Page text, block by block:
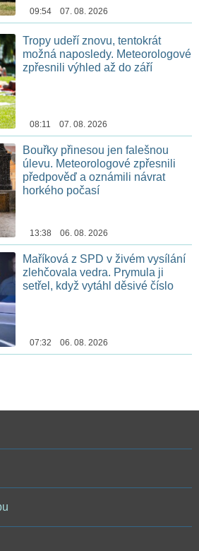
09:54 07. 08. 2026
Tropy udeří znovu, tentokrát
možná naposledy. Meteorologové
zpřesnili výhled až do září
08:11 07. 08. 2026
Bouřky přinesou jen falešnou
úlevu. Meteorologové zpřesnili
předpověď a oznámili návrat
horkého počasí
13:38 06. 08. 2026
Maříková z SPD v živém vysílání
zlehčovala vedra. Prymula ji
setřel, když vytáhl děsivé číslo
07:32 06. 08. 2026